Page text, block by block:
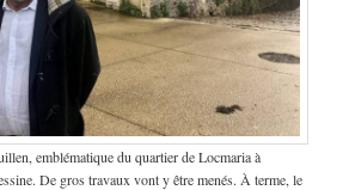
emblématique du quartier de Locmaria à
De gros travaux vont y être menés. À terme, le